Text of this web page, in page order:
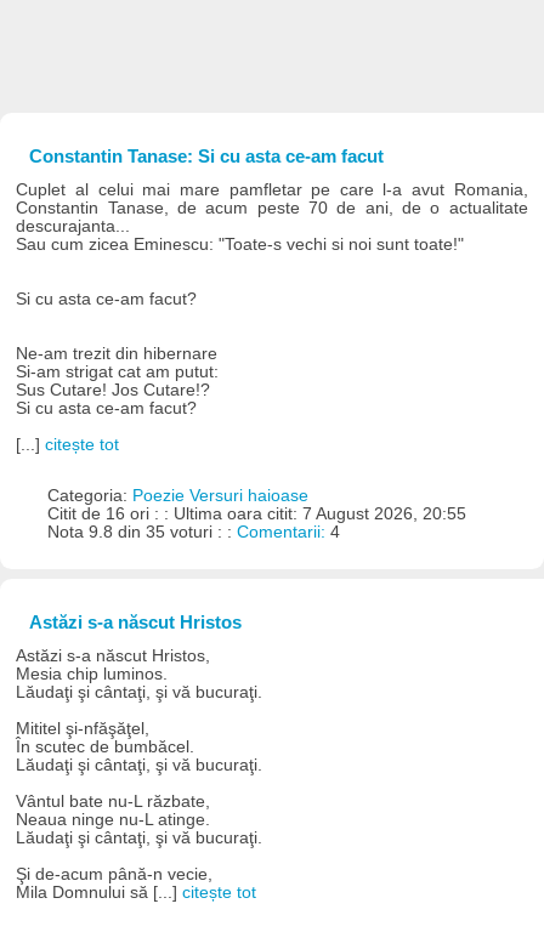
Constantin Tanase: Si cu asta ce-am facut
Cuplet al celui mai mare pamfletar pe care l-a avut Romania,
Constantin Tanase, de acum peste 70 de ani, de o actualitate
descurajanta...
Sau cum zicea Eminescu: "Toate-s vechi si noi sunt toate!"
Si cu asta ce-am facut?
Ne-am trezit din hibernare
Si-am strigat cat am putut:
Sus Cutare! Jos Cutare!?
Si cu asta ce-am facut?
[...]citește tot
Categoria: Poezie Versuri haioase
Citit de 16 ori : : Ultima oara citit: 7 August 2026, 20:55
Nota 9.8 din 35 voturi : : Comentarii: 4
Astăzi s-a născut Hristos
Astăzi s-a născut Hristos,
Mesia chip luminos.
Lăudaţi şi cântaţi, şi vă bucuraţi.
Mititel şi-nfăşăţel,
În scutec de bumbăcel.
Lăudaţi şi cântaţi, şi vă bucuraţi.
Vântul bate nu-L răzbate,
Neaua ninge nu-L atinge.
Lăudaţi şi cântaţi, şi vă bucuraţi.
Şi de-acum până-n vecie,
Mila Domnului să [...]citește tot